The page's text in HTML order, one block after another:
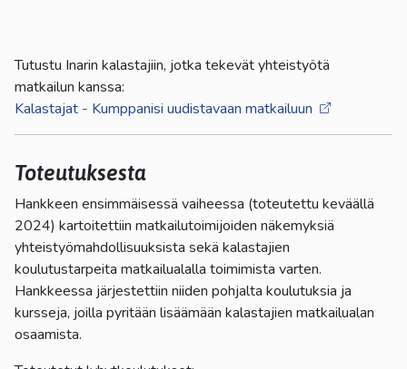
Tutustu Inarin kalastajiin, jotka tekevät yhteistyötä
matkailun kanssa:
Kalastajat - Kumppanisi uudistavaan matkailuun
Toteutuksesta
Hankkeen ensimmäisessä vaiheessa (toteutettu keväällä
2024) kartoitettiin matkailutoimijoiden näkemyksiä
yhteistyömahdollisuuksista sekä kalastajien
koulutustarpeita matkailualalla toimimista varten.
Hankkeessa järjestettiin niiden pohjalta koulutuksia ja
kursseja, joilla pyritään lisäämään kalastajien matkailualan
osaamista.